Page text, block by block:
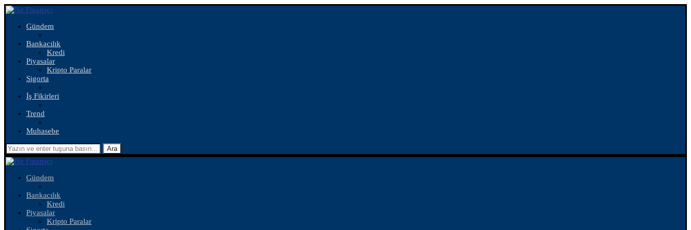
Gündem
Bankacılık
Kredi
Piyasalar
Kripto Paralar
Sigorta
İş Fikirleri
Trend
Muhasebe
Ara
Gündem
Bankacılık
Kredi
Piyasalar
Kripto Paralar